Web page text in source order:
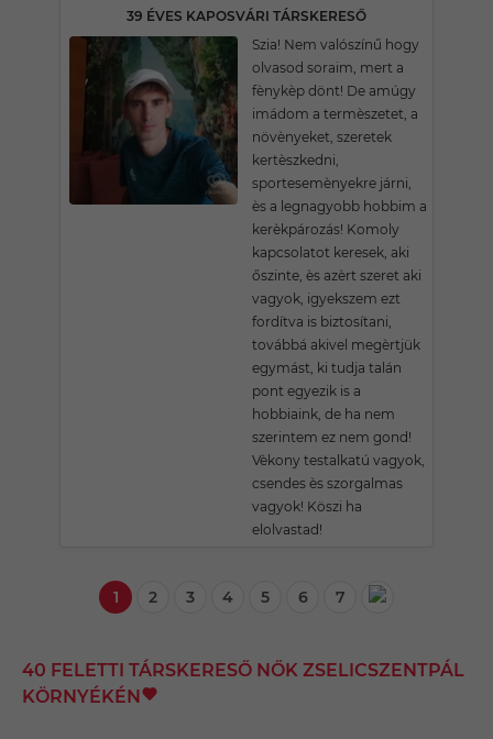
39 ÉVES KAPOSVÁRI TÁRSKERESŐ
Szia! Nem valószínű hogy
olvasod soraim, mert a
fènykèp dönt! De amúgy
imádom a termèszetet, a
növènyeket, szeretek
kertèszkedni,
sportesemènyekre járni,
ès a legnagyobb hobbim a
kerèkpározás! Komoly
kapcsolatot keresek, aki
őszinte, ès azèrt szeret aki
vagyok, igyekszem ezt
fordítva is biztosítani,
továbbá akivel megèrtjük
egymást, ki tudja talán
pont egyezik is a
hobbiaink, de ha nem
szerintem ez nem gond!
Vèkony testalkatú vagyok,
csendes ès szorgalmas
vagyok! Köszi ha
elolvastad!
1 2 3 4 5 6 7
40 FELETTI TÁRSKERESŐ NŐK ZSELICSZENTPÁL
KÖRNYÉKÉN